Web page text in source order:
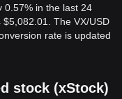
0.57% in the last 24
The VX/USD
rate is updated
stock (xStock)